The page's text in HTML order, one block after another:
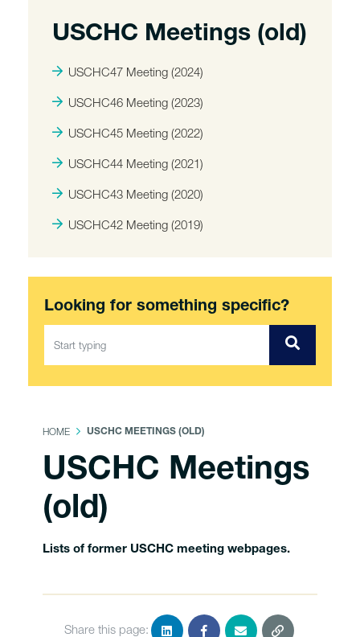
USCHC Meetings (old)
USCHC47 Meeting (2024)
USCHC46 Meeting (2023)
USCHC45 Meeting (2022)
USCHC44 Meeting (2021)
USCHC43 Meeting (2020)
USCHC42 Meeting (2019)
Looking for something specific?
HOME USCHC MEETINGS (OLD)
USCHC Meetings
(old)
Lists of former USCHC meeting webpages.
Share this page: